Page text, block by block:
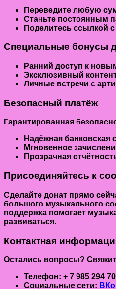
Переведите любую
Станьте постоянным
Поделитесь ссылкой
Специальные бонусы
Ранний доступ к
Эксклюзивный
Личные встречи с
Безопасный платёж
Гарантированная
Надёжная банковская
Мгновенное
Прозрачная
Присоединяйтесь к
Сделайте донат прямо
большого музыкального
поддержка помогает
развиваться.
Контактная
Остались вопросы?
Телефон: + 7 985 294
Социальные сети: